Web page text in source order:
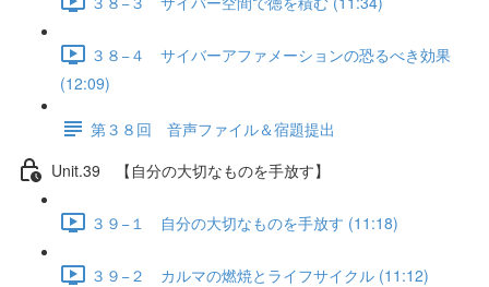
３８−４ サイバーアファメーションの恐るべき効果
(12:09)
第３８回 音声ファイル＆宿題提出
Unit.39 【自分の大切なものを手放す】
３９−１ 自分の大切なものを手放す (11:18)
３９−２ カルマの燃焼とライフサイクル (11:12)